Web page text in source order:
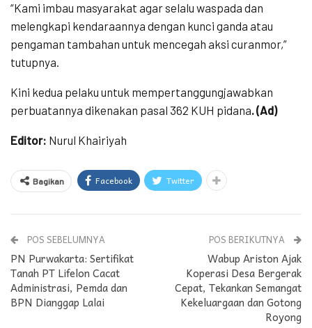
“Kami imbau masyarakat agar selalu waspada dan
melengkapi kendaraannya dengan kunci ganda atau
pengaman tambahan untuk mencegah aksi curanmor,”
tutupnya.
Kini kedua pelaku untuk mempertanggungjawabkan
perbuatannya dikenakan pasal 362 KUH pidana. (Ad)
Editor: Nurul Khairiyah
Bagikan Facebook Twitter
POS SEBELUMNYA
PN Purwakarta: Sertifikat
Tanah PT Lifelon Cacat
Administrasi, Pemda dan
BPN Dianggap Lalai
POS BERIKUTNYA
Wabup Ariston Ajak
Koperasi Desa Bergerak
Cepat, Tekankan Semangat
Kekeluargaan dan Gotong
Royong